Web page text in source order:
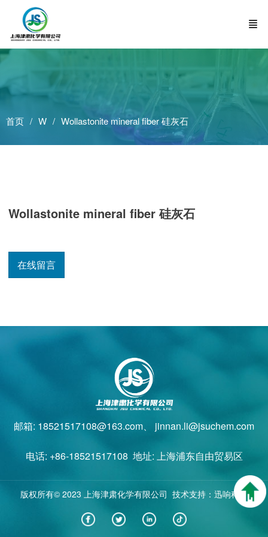
首页 W Wollastonite mineral fiber 硅灰石
Wollastonite mineral fiber 硅灰石
在线留言
邮箱: 18521517108@163.com、 jinnan.li@jsuchem.com
电话: +86-18521517108 地址: 上海浦东自由贸易区
版权所有© 2023 上海津肃化学有限公司 技术支持：迅响科技